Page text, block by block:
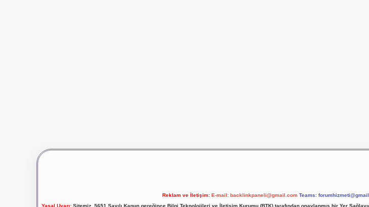
Reklam ve İletişim: E-mail: backlinkpaneli@gmail.com Teams:
Yasal Uyarı:Sitemiz, 5651 Sayılı Kanun gereğince Bilgi Teknolojileri ve İletişim Kurumu (BTK) tarafından onaylanmış bir Yer